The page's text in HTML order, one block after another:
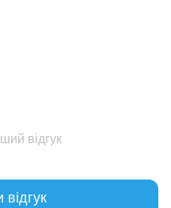
відгук